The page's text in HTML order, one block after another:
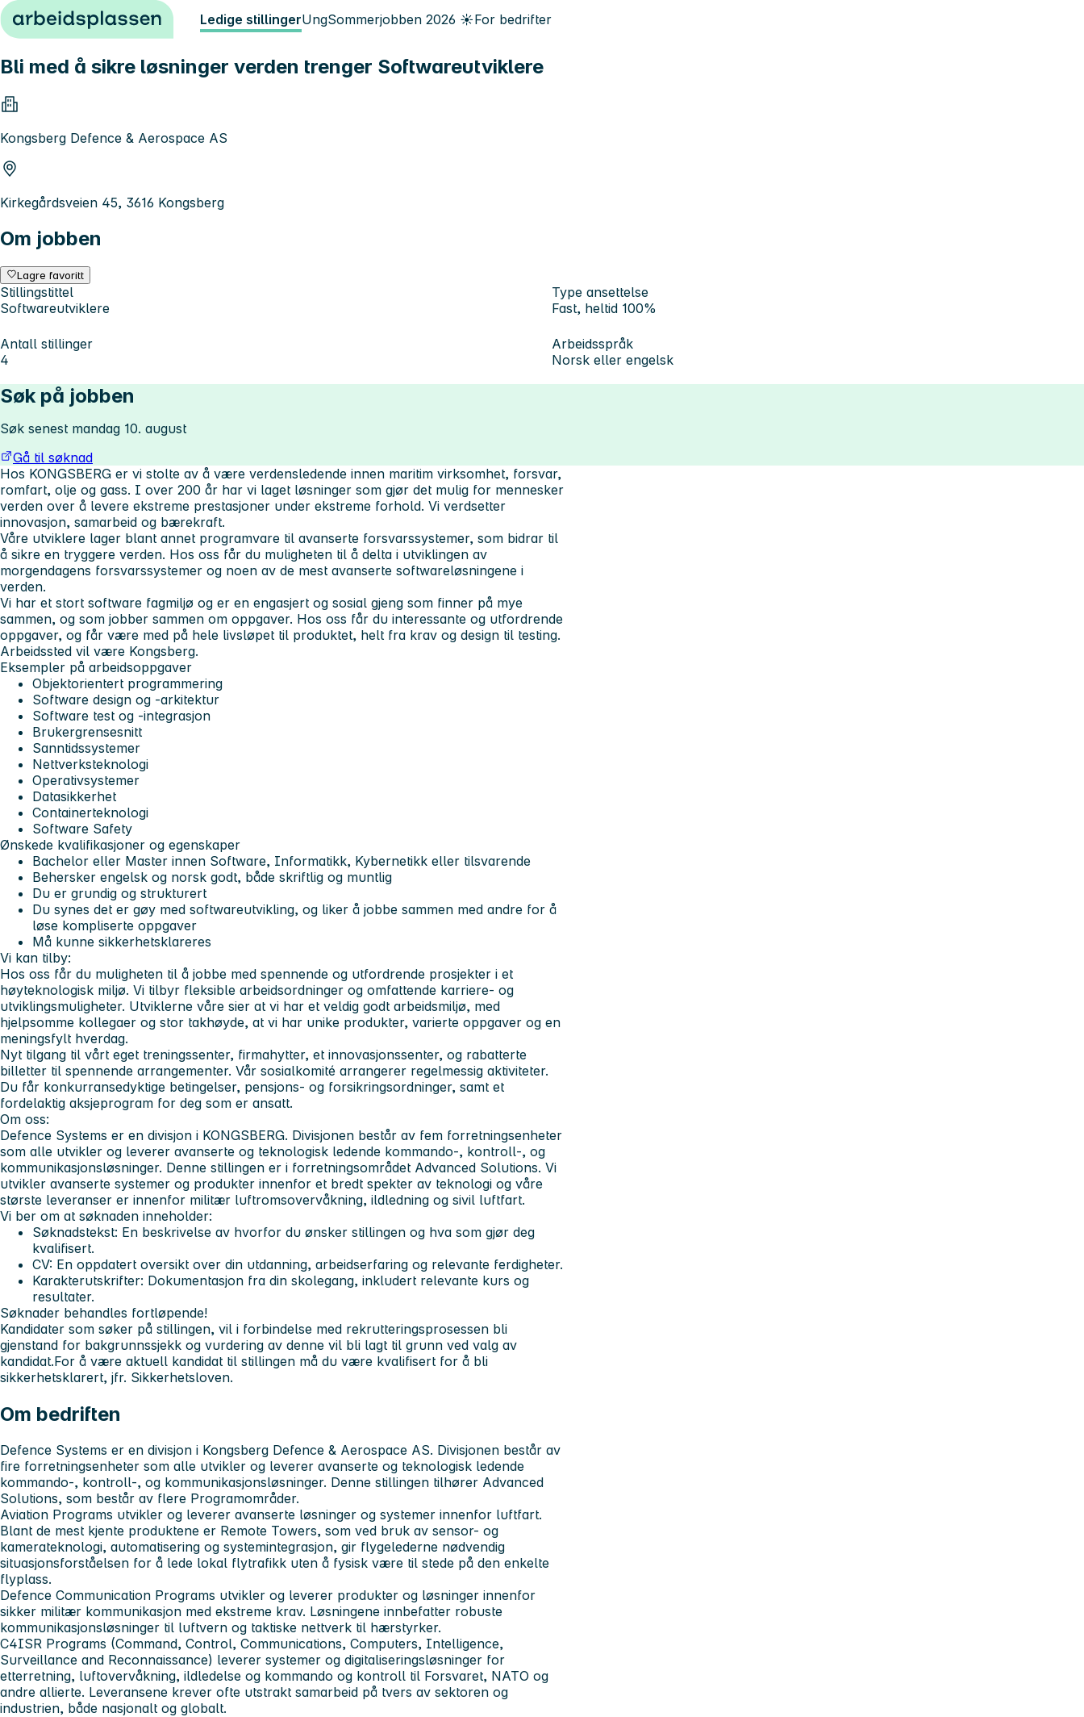
Hopp til innhold Ledige stillingerUngSommerjobben 2026 ☀️For bedrifter
Bli med å sikre løsninger verden trenger Softwareutviklere
Kongsberg Defence & Aerospace AS
Kirkegårdsveien 45, 3616 Kongsberg
Om jobben
Lagre favoritt
Stillingstittel
Softwareutviklere
Type ansettelse
Fast, heltid 100%
Antall stillinger
4
Arbeidsspråk
Norsk eller engelsk
Søk på jobben
Søk senest mandag 10. august
Gå til søknad
Hos KONGSBERG er vi stolte av å være verdensledende innen maritim virksomhet, forsvar,
romfart, olje og gass. I over 200 år har vi laget løsninger som gjør det mulig for mennesker
verden over å levere ekstreme prestasjoner under ekstreme forhold. Vi verdsetter
innovasjon, samarbeid og bærekraft.
Våre utviklere lager blant annet programvare til avanserte forsvarssystemer, som bidrar til
å sikre en tryggere verden. Hos oss får du muligheten til å delta i utviklingen av
morgendagens forsvarssystemer og noen av de mest avanserte softwareløsningene i
verden.
Vi har et stort software fagmiljø og er en engasjert og sosial gjeng som finner på mye
sammen, og som jobber sammen om oppgaver. Hos oss får du interessante og utfordrende
oppgaver, og får være med på hele livsløpet til produktet, helt fra krav og design til testing.
Arbeidssted vil være Kongsberg.
Eksempler på arbeidsoppgaver
Objektorientert programmering
Software design og -arkitektur
Software test og -integrasjon
Brukergrensesnitt
Sanntidssystemer
Nettverksteknologi
Operativsystemer
Datasikkerhet
Containerteknologi
Software Safety
Ønskede kvalifikasjoner og egenskaper
Bachelor eller Master innen Software, Informatikk, Kybernetikk eller tilsvarende
Behersker engelsk og norsk godt, både skriftlig og muntlig
Du er grundig og strukturert
Du synes det er gøy med softwareutvikling, og liker å jobbe sammen med andre for å
løse kompliserte oppgaver
Må kunne sikkerhetsklareres
Vi kan tilby:
Hos oss får du muligheten til å jobbe med spennende og utfordrende prosjekter i et
høyteknologisk miljø. Vi tilbyr fleksible arbeidsordninger og omfattende karriere- og
utviklingsmuligheter. Utviklerne våre sier at vi har et veldig godt arbeidsmiljø, med
hjelpsomme kollegaer og stor takhøyde, at vi har unike produkter, varierte oppgaver og en
meningsfylt hverdag.
Nyt tilgang til vårt eget treningssenter, firmahytter, et innovasjonssenter, og rabatterte
billetter til spennende arrangementer. Vår sosialkomité arrangerer regelmessig aktiviteter.
Du får konkurransedyktige betingelser, pensjons- og forsikringsordninger, samt et
fordelaktig aksjeprogram for deg som er ansatt.
Om oss:
Defence Systems er en divisjon i KONGSBERG. Divisjonen består av fem forretningsenheter
som alle utvikler og leverer avanserte og teknologisk ledende kommando-, kontroll-, og
kommunikasjonsløsninger. Denne stillingen er i forretningsområdet Advanced Solutions. Vi
utvikler avanserte systemer og produkter innenfor et bredt spekter av teknologi og våre
største leveranser er innenfor militær luftromsovervåkning, ildledning og sivil luftfart.
Vi ber om at søknaden inneholder:
Søknadstekst: En beskrivelse av hvorfor du ønsker stillingen og hva som gjør deg
kvalifisert.
CV: En oppdatert oversikt over din utdanning, arbeidserfaring og relevante ferdigheter.
Karakterutskrifter: Dokumentasjon fra din skolegang, inkludert relevante kurs og
resultater.
Søknader behandles fortløpende!
Kandidater som søker på stillingen, vil i forbindelse med rekrutteringsprosessen bli
gjenstand for bakgrunnssjekk og vurdering av denne vil bli lagt til grunn ved valg av
kandidat.For å være aktuell kandidat til stillingen må du være kvalifisert for å bli
sikkerhetsklarert, jfr. Sikkerhetsloven.
Om bedriften
Defence Systems er en divisjon i Kongsberg Defence & Aerospace AS. Divisjonen består av
fire forretningsenheter som alle utvikler og leverer avanserte og teknologisk ledende
kommando-, kontroll-, og kommunikasjonsløsninger. Denne stillingen tilhører Advanced
Solutions, som består av flere Programområder.
Aviation Programs utvikler og leverer avanserte løsninger og systemer innenfor luftfart.
Blant de mest kjente produktene er Remote Towers, som ved bruk av sensor- og
kamerateknologi, automatisering og systemintegrasjon, gir flygelederne nødvendig
situasjonsforståelsen for å lede lokal flytrafikk uten å fysisk være til stede på den enkelte
flyplass.
Defence Communication Programs utvikler og leverer produkter og løsninger innenfor
sikker militær kommunikasjon med ekstreme krav. Løsningene innbefatter robuste
kommunikasjonsløsninger til luftvern og taktiske nettverk til hærstyrker.
C4ISR Programs (Command, Control, Communications, Computers, Intelligence,
Surveillance and Reconnaissance) leverer systemer og digitaliseringsløsninger for
etterretning, luftovervåkning, ildledelse og kommando og kontroll til Forsvaret, NATO og
andre allierte. Leveransene krever ofte utstrakt samarbeid på tvers av sektoren og
industrien, både nasjonalt og globalt.